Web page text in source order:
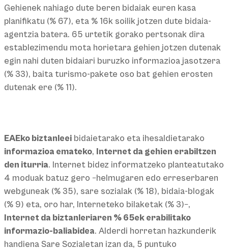
Gehienek nahiago dute beren bidaiak euren kasa
planifikatu (% 67), eta % 16k soilik jotzen dute bidaia-
agentzia batera. 65 urtetik gorako pertsonak dira
establezimendu mota horietara gehien jotzen dutenak
egin nahi duten bidaiari buruzko informazioa jasotzera
(% 33), baita turismo-pakete oso bat gehien erosten
dutenak ere (% 11).
EAEko biztanleei bidaietarako eta ihesaldietarako
informazioa emateko, Internet da gehien erabiltzen
den iturria. Internet bidez informatzeko planteatutako
4 moduak batuz gero −helmugaren edo erreserbaren
webguneak (% 35), sare sozialak (% 18), bidaia-blogak
(% 9) eta, oro har, Interneteko bilaketak (% 3)−,
Internet da biztanleriaren % 65ek erabilitako
informazio-baliabidea. Alderdi horretan hazkunderik
handiena Sare Sozialetan izan da, 5 puntuko